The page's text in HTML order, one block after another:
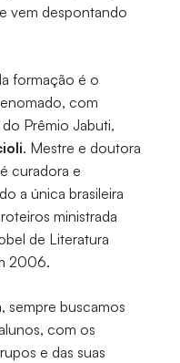
vem despontando
formação é o
com
Prêmio Jabuti,
. Mestre e doutora
curadora e
a única brasileira
ministrada
de Literatura
2006.
sempre buscamos
com os
e das suas